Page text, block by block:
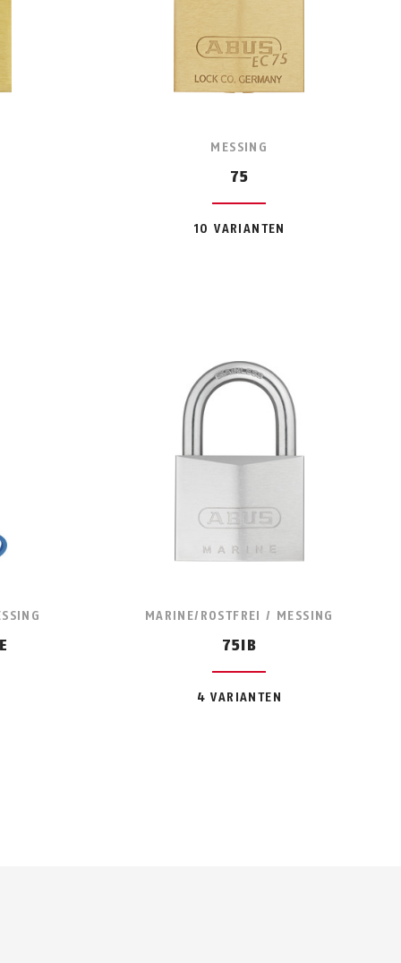
MESSING
75
10 VARIANTEN
MARINE/ROSTFREI / MESSING
75IB
4 VARIANTEN